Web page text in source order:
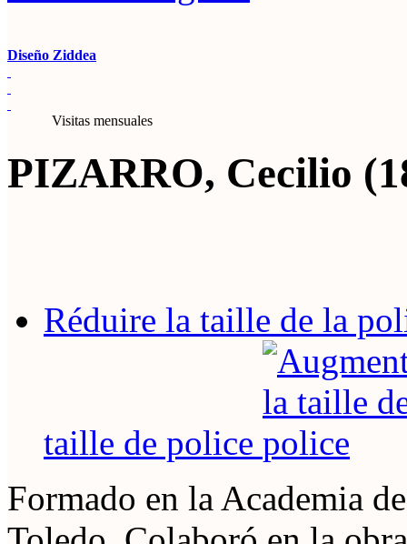
Diseño Ziddea
Visitas mensuales
PIZARRO, Cecilio
Réduire la taille de la
taille de police
Formado en la Academia